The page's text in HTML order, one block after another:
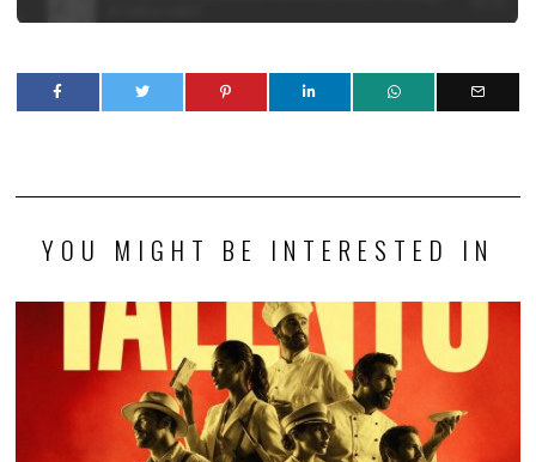
YOU MIGHT BE INTERESTED IN